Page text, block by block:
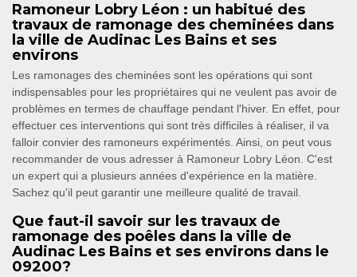
Ramoneur Lobry Léon : un habitué des
travaux de ramonage des cheminées dans
la ville de Audinac Les Bains et ses
environs
Les ramonages des cheminées sont les opérations qui sont
indispensables pour les propriétaires qui ne veulent pas avoir de
problèmes en termes de chauffage pendant l'hiver. En effet, pour
effectuer ces interventions qui sont très difficiles à réaliser, il va
falloir convier des ramoneurs expérimentés. Ainsi, on peut vous
recommander de vous adresser à Ramoneur Lobry Léon. C'est
un expert qui a plusieurs années d'expérience en la matière.
Sachez qu'il peut garantir une meilleure qualité de travail.
Que faut-il savoir sur les travaux de
ramonage des poêles dans la ville de
Audinac Les Bains et ses environs dans le
09200?